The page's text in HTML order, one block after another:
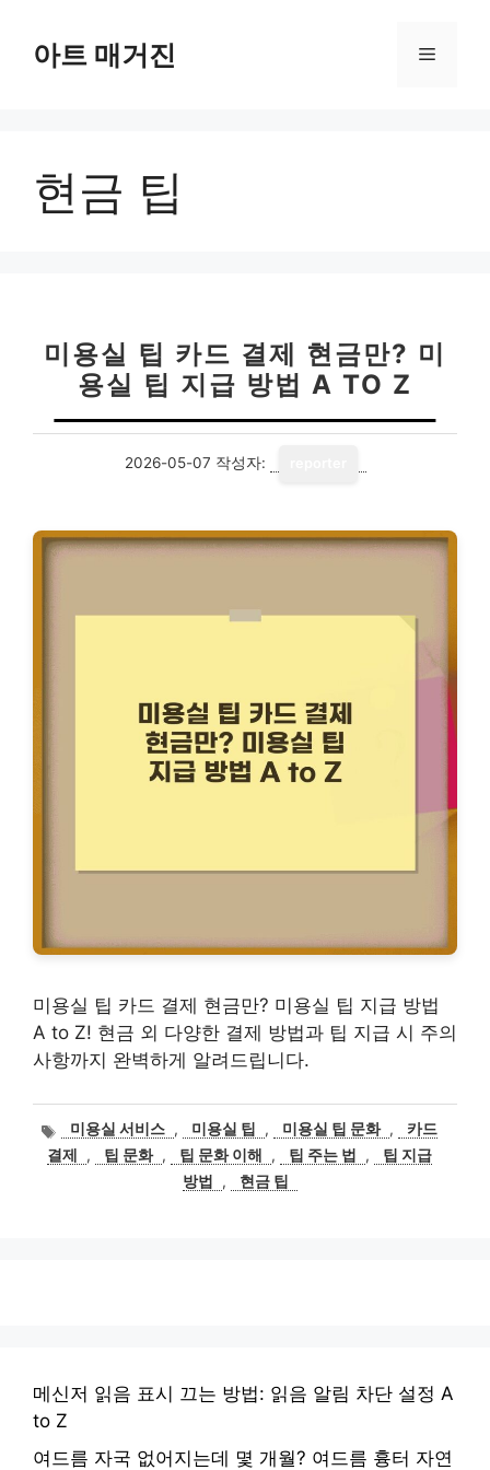
아트 매거진 메
현금 팁
미용실 팁 카드 결제 현금만? 미
용실 팁 지급 방법 A TO Z
2026-05-07 작성자:
미용실 팁 카드 결제 현금만? 미용실 팁 지급 방법
A to Z! 현금 외 다양한 결제 방법과 팁 지급 시 주의
사항까지 완벽하게 알려드립니다.
태
그
미용실 서비스 , 미용실 팁 , 미용실 팁 문화 ,
카드
결제
, 팁 문화 , 팁 문화 이해 , 팁 주는 법 ,
팁 지급
방법
, 현금 팁
메신저 읽음 표시 끄는 방법: 읽음 알림 차단 설정 A
to Z
여드름 자국 없어지는데 몇 개월? 여드름 흉터 자연